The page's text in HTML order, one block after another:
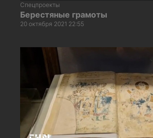
Спецпроекты
Берестяные грамоты
20 октября 2021 22:55